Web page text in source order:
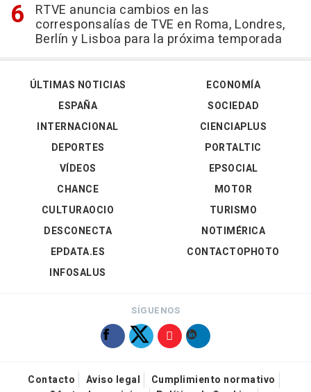
RTVE anuncia cambios en las
corresponsalías de TVE en Roma, Londres,
Berlín y Lisboa para la próxima temporada
ÚLTIMAS NOTICIAS
ESPAÑA
INTERNACIONAL
DEPORTES
VÍDEOS
ECONOMÍA
SOCIEDAD
CIENCIAPLUS
PORTALTIC
EPSOCIAL
CHANCE
CULTURAOCIO
DESCONECTA
EPDATA.ES
INFOSALUS
MOTOR
TURISMO
NOTIMÉRICA
CONTACTOPHOTO
SÍGUENOS
Contacto Aviso legal
Cumplimiento normativo